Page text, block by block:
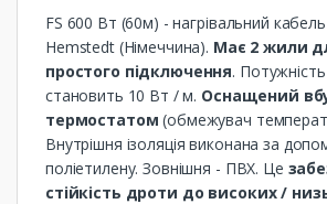
FS 600 Вт (60м) - нагрівальний
Hemstedt (Німеччина). Має 2 жили
простого підключення.
становить 10 Вт / м. Оснащений
термостатом(обмежувач
Внутрішня ізоляція виконана за
поліетилену. Зовнішня - ПВХ. Це
стійкість дроти до високих /